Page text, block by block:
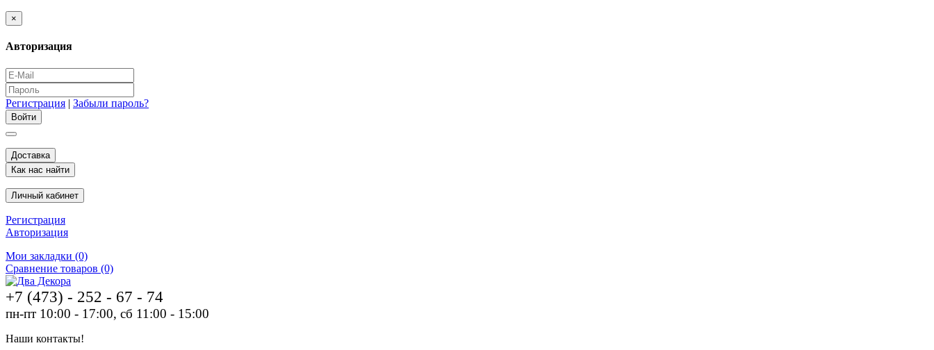
×
Авторизация
Регистрация | Забыли пароль?
Доставка
Как нас найти
Личный кабинет
Регистрация
Авторизация
Мои закладки (0)
Сравнение товаров (0)
+7 (473) - 252 - 67 - 74
пн-пт 10:00 - 17:00, сб 11:00 - 15:00
Наши контакты!